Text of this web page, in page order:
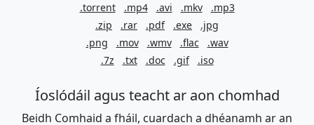
.torrent .mp4 .avi .mkv
.mp3
.zip
.rar .pdf .exe
.jpg
.png
.mov .wmv .flac
.wav
.7z
.txt .doc .gif .iso
Íoslódáil agus teacht ar aon chomhad
Beidh Comhaid a fháil, cuardach a dhéanamh ar an